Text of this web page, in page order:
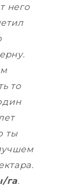
него
то
ты
га.